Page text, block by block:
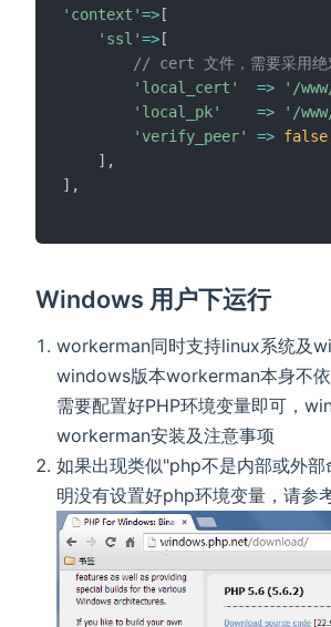
'context'=>[
'ssl'=>[
// cert 文件，需要采用绝
'local_cert'
=>
'/
'local_pk'
=>
'/
'verify_peer'
=> false
] ,
] ,
Windows 用户下运行
workerman同时支持linux系统及
windows版本workerman本身不
需要配置好PHP环境变量即可，
workerman安装及注意事项
如果出现类似"php不是内部或外
明没有设置好php环境变量，请参